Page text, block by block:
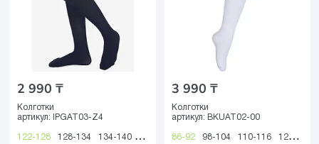
2 990 ₸
Колготки
артикул:
IPGAT03-Z4
122-128 128-134 134-140 140-146 146-152 152-158 158-164
3 990 ₸
Колготки
артикул: BKUAT02-00
86-92 98-104 110-116 122-128